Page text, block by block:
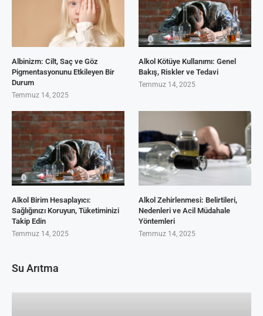
Albinizm: Cilt, Saç ve Göz
Pigmentasyonunu Etkileyen Bir
Durum
Temmuz 14, 2025
Alkol Kötüye Kullanımı: Genel
Bakış, Riskler ve Tedavi
Temmuz 14, 2025
Alkol Birim Hesaplayıcı:
Sağlığınızı Koruyun, Tüketiminizi
Takip Edin
Temmuz 14, 2025
Alkol Zehirlenmesi: Belirtileri,
Nedenleri ve Acil Müdahale
Yöntemleri
Temmuz 14, 2025
Su Arıtma